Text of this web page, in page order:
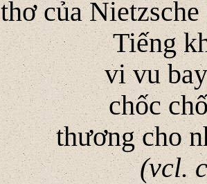
của Nietzsche
Tiếng
vi vu
chốc
thương cho
(vcl.